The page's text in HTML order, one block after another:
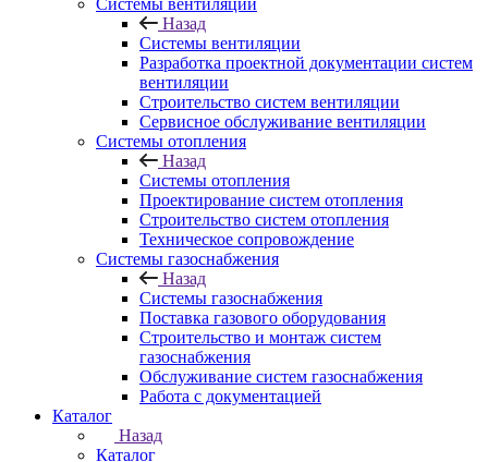
Системы вентиляции
Назад
Системы вентиляции
Разработка проектной документации систем
вентиляции
Строительство систем вентиляции
Сервисное обслуживание вентиляции
Системы отопления
Назад
Системы отопления
Проектирование систем отопления
Строительство систем отопления
Техническое сопровождение
Системы газоснабжения
Назад
Системы газоснабжения
Поставка газового оборудования
Строительство и монтаж систем
газоснабжения
Обслуживание систем газоснабжения
Работа с документацией
Каталог
Назад
Каталог